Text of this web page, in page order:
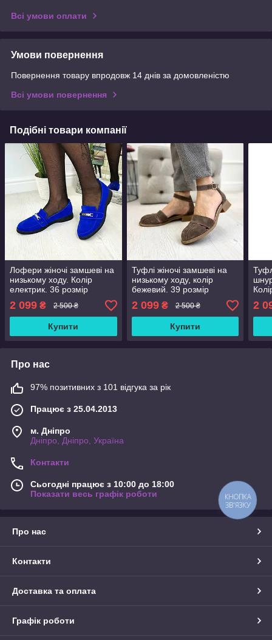
Всі умови оплати
Умови повернення
Повернення товару впродовж 14 днів за домовленістю
Всі умови повернення
Подібні товари компанії
Лофери жіночі замшеві на
низькому ходу. Колір
електрик. 36 розмір
2 099 ₴ 2 500 ₴
Купити
Туфлі жіночі замшеві на
низькому ходу, колір
бежевий. 39 розмір
2 099₴ 2 500 ₴
Купити
2
Про нас
97% позитивних з 101 відгука за рік
Працює з 25.04.2013
м. Дніпро
Дніпро, Дніпро, Україна
Контакти
Сьогодні працює з 10:00 до 18:00
Показати весь графік роботи
Про нас
Контакти
Доставка та оплата
Графік роботи
КНОПКА
ЗВ'ЯЗКУ